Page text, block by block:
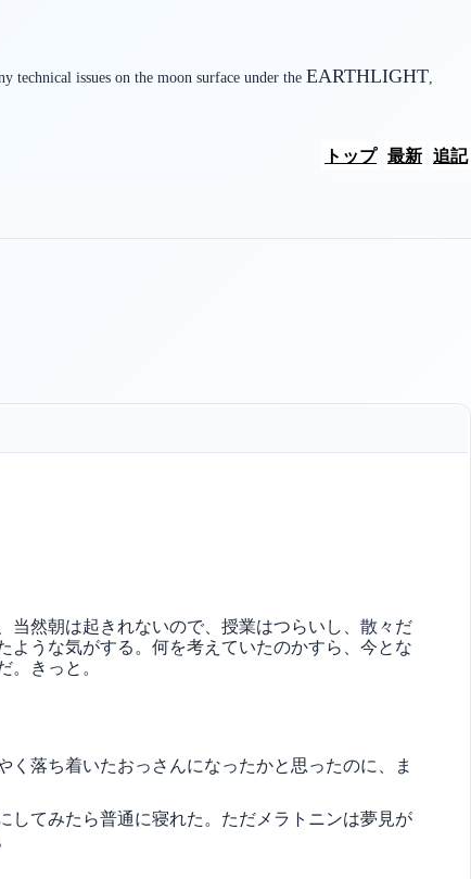
technical issues on the moon surface under the EARTHLIGHT
トップ 最新 追記
当然朝は起きれないので、授業はつらいし、散々だ
うな気がする。何を考えていたのかすら、今とな
きっと。
落ち着いたおっさんになったかと思ったのに、ま
してみたら普通に寝れた。ただメラトニンは夢見が